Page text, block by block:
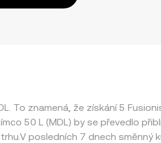
To znamená, že získání 5
50 L (MDL) by se převedlo
posledních 7 dnech směnný